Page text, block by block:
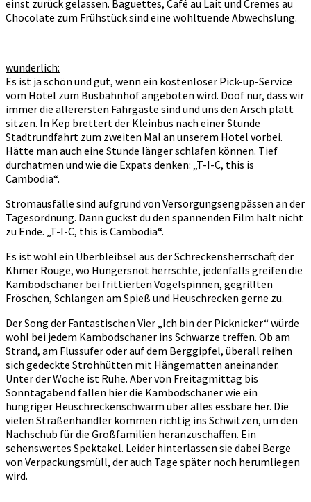
einst zurück gelassen. Baguettes, Café au Lait und Cremes au
Chocolate zum Frühstück sind eine wohltuende Abwechslung.
wunderlich:
Es ist ja schön und gut, wenn ein kostenloser Pick-up-Service
vom Hotel zum Busbahnhof angeboten wird. Doof nur, dass wir
immer die allerersten Fahrgäste sind und uns den Arsch platt
sitzen. In Kep brettert der Kleinbus nach einer Stunde
Stadtrundfahrt zum zweiten Mal an unserem Hotel vorbei.
Hätte man auch eine Stunde länger schlafen können. Tief
durchatmen und wie die Expats denken: „T-I-C, this is
Cambodia“.
Stromausfälle sind aufgrund von Versorgungsengpässen an der
Tagesordnung. Dann guckst du den spannenden Film halt nicht
zu Ende. „T-I-C, this is Cambodia“.
Es ist wohl ein Überbleibsel aus der Schreckensherrschaft der
Khmer Rouge, wo Hungersnot herrschte, jedenfalls greifen die
Kambodschaner bei frittierten Vogelspinnen, gegrillten
Fröschen, Schlangen am Spieß und Heuschrecken gerne zu.
Der Song der Fantastischen Vier „Ich bin der Picknicker“ würde
wohl bei jedem Kambodschaner ins Schwarze treffen. Ob am
Strand, am Flussufer oder auf dem Berggipfel, überall reihen
sich gedeckte Strohhütten mit Hängematten aneinander.
Unter der Woche ist Ruhe. Aber von Freitagmittag bis
Sonntagabend fallen hier die Kambodschaner wie ein
hungriger Heuschreckenschwarm über alles essbare her. Die
vielen Straßenhändler kommen richtig ins Schwitzen, um den
Nachschub für die Großfamilien heranzuschaffen. Ein
sehenswertes Spektakel. Leider hinterlassen sie dabei Berge
von Verpackungsmüll, der auch Tage später noch herumliegen
wird.